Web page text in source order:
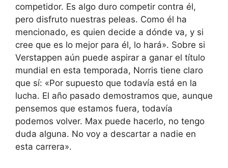
competidor. Es algo duro competir contra él,
pero disfruto nuestras peleas. Como él ha
mencionado, es quien decide a dónde va, y si
cree que es lo mejor para él, lo hará». Sobre si
Verstappen aún puede aspirar a ganar el título
mundial en esta temporada, Norris tiene claro
que sí: «Por supuesto que todavía está en la
lucha. El año pasado demostramos que, aunque
pensemos que estamos fuera, todavía
podemos volver. Max puede hacerlo, no tengo
duda alguna. No voy a descartar a nadie en
esta carrera».